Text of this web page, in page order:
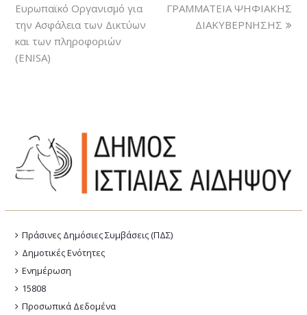
Ευρωπαϊκό Οργανισμό για
την Ασφάλεια των Δικτύων
και των πληροφοριών
(ENISA)
ΓΡΑΜΜΑΤΕΙΑ ΨΗΦΙΑΚΗΣ
ΔΙΑΚΥΒΕΡΝΗΣΗΣ
Πράσινες Δημόσιες Συμβάσεις (ΠΔΣ)
Δημοτικές Ενότητες
Ενημέρωση
15808
Προσωπικά Δεδομένα